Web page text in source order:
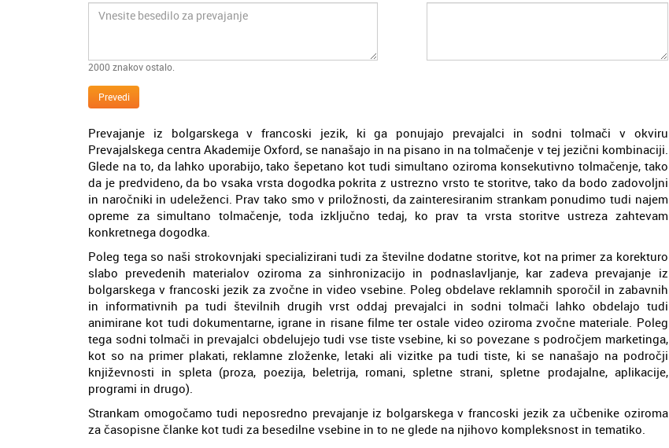
2000 znakov ostalo.
Prevedi
Prevajanje iz bolgarskega v francoski jezik, ki ga ponujajo prevajalci in sodni tolmači v okviru
Prevajalskega centra Akademije Oxford, se nanašajo in na pisano in na tolmačenje v tej jezični kombinaciji.
Glede na to, da lahko uporabijo, tako šepetano kot tudi simultano oziroma konsekutivno tolmačenje, tako
da je predvideno, da bo vsaka vrsta dogodka pokrita z ustrezno vrsto te storitve, tako da bodo zadovoljni
in naročniki in udeleženci. Prav tako smo v priložnosti, da zainteresiranim strankam ponudimo tudi najem
opreme za simultano tolmačenje, toda izključno tedaj, ko prav ta vrsta storitve ustreza zahtevam
konkretnega dogodka.
Poleg tega so naši strokovnjaki specializirani tudi za številne dodatne storitve, kot na primer za korekturo
slabo prevedenih materialov oziroma za sinhronizacijo in podnaslavljanje, kar zadeva prevajanje iz
bolgarskega v francoski jezik za zvočne in video vsebine. Poleg obdelave reklamnih sporočil in zabavnih
in informativnih pa tudi številnih drugih vrst oddaj prevajalci in sodni tolmači lahko obdelajo tudi
animirane kot tudi dokumentarne, igrane in risane filme ter ostale video oziroma zvočne materiale. Poleg
tega sodni tolmači in prevajalci obdelujejo tudi vse tiste vsebine, ki so povezane s področjem marketinga,
kot so na primer plakati, reklamne zloženke, letaki ali vizitke pa tudi tiste, ki se nanašajo na področji
književnosti in spleta (proza, poezija, beletrija, romani, spletne strani, spletne prodajalne, aplikacije,
programi in drugo).
Strankam omogočamo tudi neposredno prevajanje iz bolgarskega v francoski jezik za učbenike oziroma
za časopisne članke kot tudi za besedilne vsebine in to ne glede na njihovo kompleksnost in tematiko.